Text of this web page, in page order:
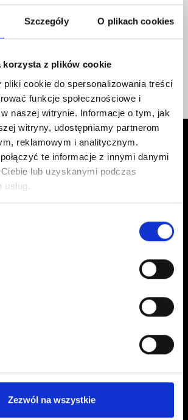
Szczegóły O plikach cookies
korzysta z plików cookie
cookie do spersonalizowania treści
funkcje społecznościowe i
naszej witrynie. Informacje o tym, jak
witryny, udostępniamy partnerom
reklamowym i analitycznym.
te informacje z innymi danymi
lub uzyskanymi podczas
Zezwól na wszystkie
prowadzącym biznes zamienić chaos w
spokój, a ciężar codzienności w zyski. Bez
DAGIEL-
SURMAŃSKA